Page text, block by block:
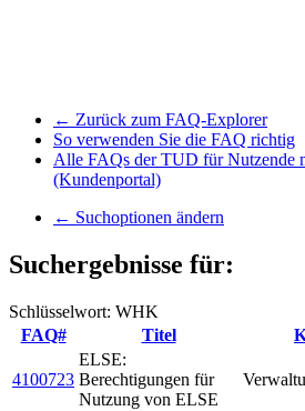
← Zurück zum FAQ-Explorer
So verwenden Sie die FAQ richtig
Alle FAQs der TUD für Nutzende
(Kundenportal)
← Suchoptionen ändern
Suchergebnisse für:
Schlüsselwort: WHK
FAQ#
Titel
4100723
ELSE:
Berechtigungen für
Nutzung von ELSE